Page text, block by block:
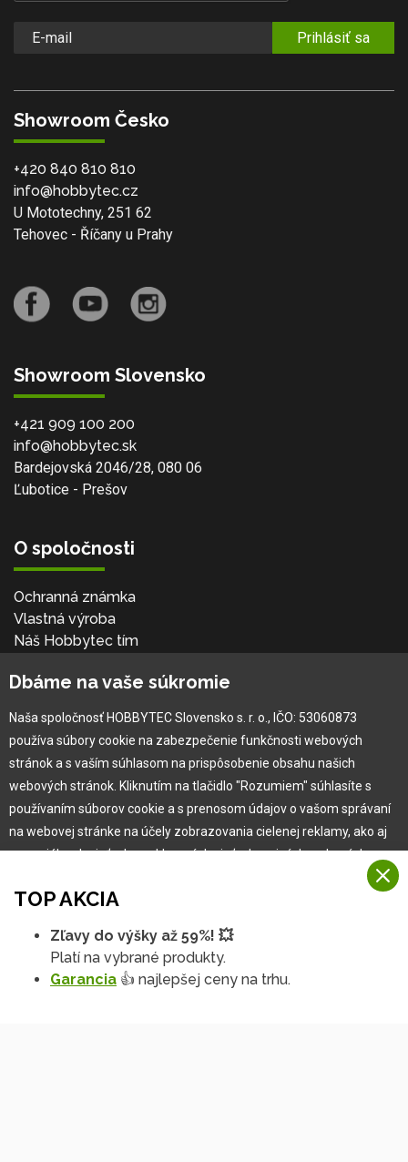
Prihlásiť sa
Showroom Česko
+420 840 810 810
info@hobbytec.cz
U Mototechny, 251 62
Tehovec - Říčany u Prahy
Showroom Slovensko
+421 909 100 200
info@hobbytec.sk
Bardejovská 2046/28, 080 06
Ľubotice - Prešov
O spoločnosti
Ochranná známka
Vlastná výroba
Náš Hobbytec tím
Naša história
Pre zákazníka
Garancia najlepšej ceny
Užívateľský manuál
Reklamácia
TOP AKCIA
Zľavy do výšky až 59%! 💥
Platí na vybrané produkty.
Garancia 👍 najlepšej ceny na trhu.
Dbáme na vaše súkromie
Naša spoločnosť HOBBYTEC Slovensko s. r. o., IČO: 53060873
používa súbory cookie na zabezpečenie funkčnosti webových
stránok a s vaším súhlasom na prispôsobenie obsahu našich
webových stránok. Kliknutím na tlačidlo "Rozumiem" súhlasíte s
používaním súborov cookie a s prenosom údajov o vašom správaní
na webovej stránke na účely zobrazovania cielenej reklamy, ako aj
na sociálnych sieťach a reklamných sieťach na iných webových
Viac informácií
Na našich webových stránkach používame niekoľko kategórií
Rozumiem